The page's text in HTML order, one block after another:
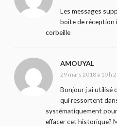
Les messages
boite de réception
corbeille
AMOUYAL
29 mars 2018 à 10 h
Bonjour j ai utilisé
qui ressortent
systématiquement
effacer cet historique?